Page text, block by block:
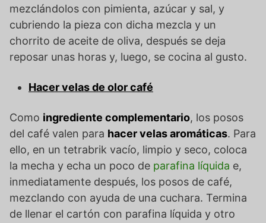
mezclándolos con pimienta, azúcar y sal, y
cubriendo la pieza con dicha mezcla y un
chorrito de aceite de oliva, después se deja
reposar unas horas y, luego, se cocina al gusto.
Hacer velas de olor café
Como ingrediente complementario, los posos
del café valen para hacer velas aromáticas. Para
ello, en un tetrabrik vacío, limpio y seco, coloca
la mecha y echa un poco de parafina líquida e,
inmediatamente después, los posos de café,
mezclando con ayuda de una cuchara. Termina
de llenar el cartón con parafina líquida y otro